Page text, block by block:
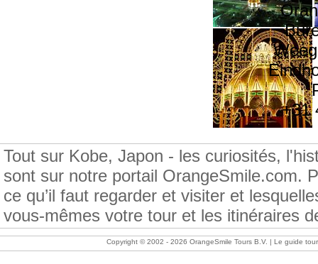
+31
Tout sur Kobe, Japon - les curiosités,
sont sur notre portail OrangeSmile.com.
ce qu’il faut regarder et visiter et
vous-mêmes votre tour et les itinéraires
Copyright © 2002 -2026 OrangeSmile Tours B.V. | Le guide